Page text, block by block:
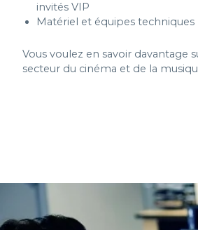
invités VIP
Matériel et équipes
Vous voulez en savoir davantage
secteur du cinéma et de la